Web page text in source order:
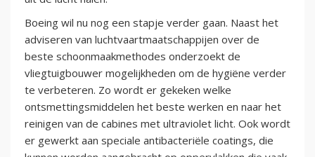
Boeing wil nu nog een stapje verder gaan. Naast het
adviseren van luchtvaartmaatschappijen over de
beste schoonmaakmethodes onderzoekt de
vliegtuigbouwer mogelijkheden om de hygiëne verder
te verbeteren. Zo wordt er gekeken welke
ontsmettingsmiddelen het beste werken en naar het
reinigen van de cabines met ultraviolet licht. Ook wordt
er gewerkt aan speciale antibacteriële coatings, die